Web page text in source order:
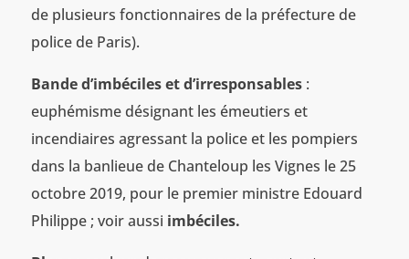
de plusieurs fonctionnaires de la préfecture de
police de Paris).
Bande d’imbéciles et d’irresponsables :
euphémisme désignant les émeutiers et
incendiaires agressant la police et les pompiers
dans la banlieue de Chanteloup les Vignes le 25
octobre 2019, pour le premier ministre Edouard
Philippe ; voir aussi imbéciles.